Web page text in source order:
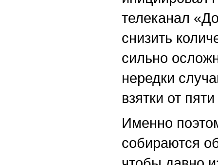
телеканал
снизить
сильно
нередки
взятки от
Именно
собираются